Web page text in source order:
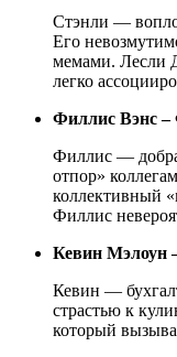
Стэнли —
Его
мемами. Лесли
легко
Филлис Вэнс
Филлис —
отпор»
коллективный
Филлис
Кевин Мэлоун
Кевин —
страстью к
который